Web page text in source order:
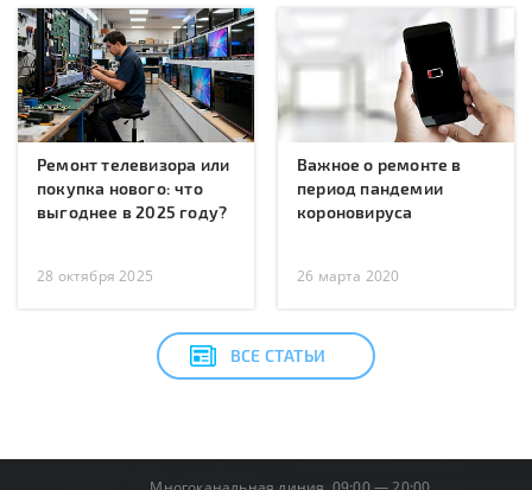
Ремонт телевизора или
покупка нового: что
выгоднее в 2025 году?
28 октября 2025
Важное о ремонте в
период пандемии
короновируса
26 марта 2020
ВСЕ СТАТЬИ